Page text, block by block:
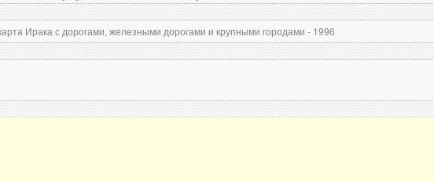
Ирака с дорогами, железными дорогами и крупными городами - 1996